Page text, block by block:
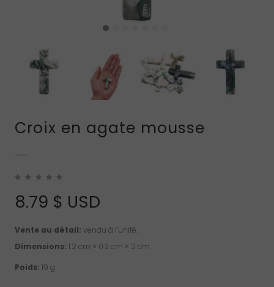
Croix en agate mousse
8.79 $ USD
Vente au détail: vendu à l’unité.
Dimensions: 1.2 cm × 0.3 cm × 2 cm
Poids: 19 g